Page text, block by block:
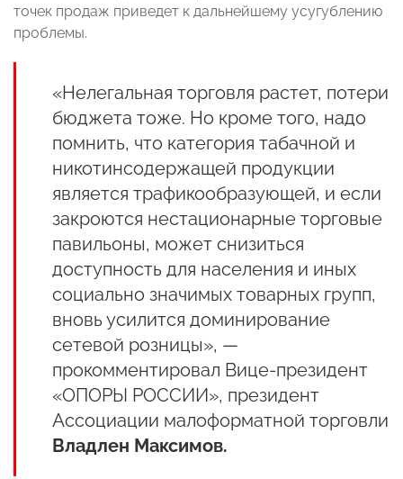
точек продаж приведет к дальнейшему усугублению
проблемы.
«Нелегальная торговля растет, потери
бюджета тоже. Но кроме того, надо
помнить, что категория табачной и
никотинсодержащей продукции
является трафикообразующей, и если
закроются нестационарные торговые
павильоны, может снизиться
доступность для населения и иных
социально значимых товарных групп,
вновь усилится доминирование
сетевой розницы», —
прокомментировал Вице-президент
«ОПОРЫ РОССИИ», президент
Ассоциации малоформатной торговли
Владлен Максимов.